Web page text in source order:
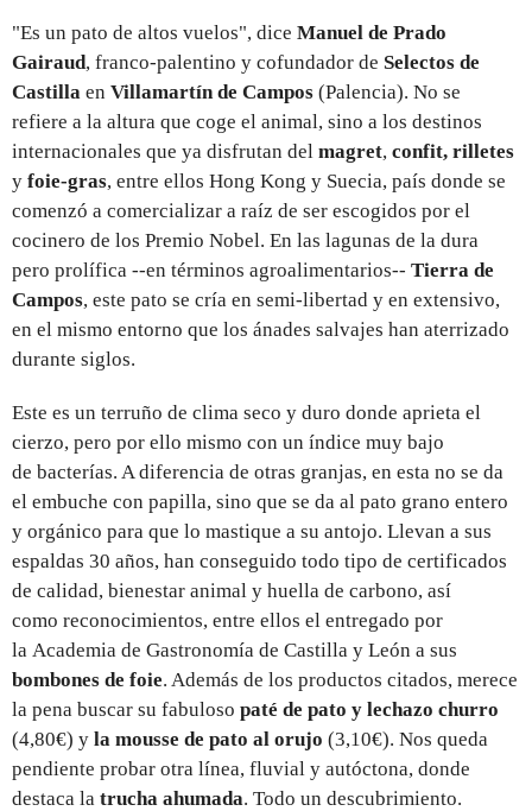
"Es un pato de altos vuelos", dice Manuel de Prado
Gairaud, franco-palentino y cofundador de Selectos de
Castilla en Villamartín de Campos (Palencia). No se
refiere a la altura que coge el animal, sino a los destinos
internacionales que ya disfrutan del magret, confit, rilletes
y foie-gras, entre ellos Hong Kong y Suecia, país donde se
comenzó a comercializar a raíz de ser escogidos por el
cocinero de los Premio Nobel. En las lagunas de la dura
pero prolífica --en términos agroalimentarios-- Tierra de
Campos, este pato se cría en semi-libertad y en extensivo,
en el mismo entorno que los ánades salvajes han aterrizado
durante siglos.
Este es un terruño de clima seco y duro donde aprieta el
cierzo, pero por ello mismo con un índice muy bajo
de bacterías. A diferencia de otras granjas, en esta no se da
el embuche con papilla, sino que se da al pato grano entero
y orgánico para que lo mastique a su antojo. Llevan a sus
espaldas 30 años, han conseguido todo tipo de certificados
de calidad, bienestar animal y huella de carbono, así
como reconocimientos, entre ellos el entregado por
la Academia de Gastronomía de Castilla y León a sus
bombones de foie. Además de los productos citados, merece
la pena buscar su fabuloso paté de pato y lechazo churro
(4,80€) y la mousse de pato al orujo (3,10€). Nos queda
pendiente probar otra línea, fluvial y autóctona, donde
destaca la trucha ahumada. Todo un descubrimiento.